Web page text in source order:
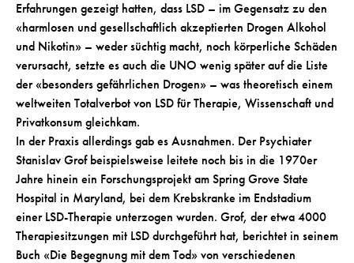
Erfahrungen gezeigt hatten, dass LSD – im Gegensatz zu den
«harmlosen und gesellschaftlich akzeptierten Drogen Alkohol
und Nikotin» – weder süchtig macht, noch körperliche Schäden
verursacht, setzte es auch die UNO wenig später auf die Liste
der «besonders gefährlichen Drogen» – was theoretisch einem
weltweiten Totalverbot von LSD für Therapie, Wissenschaft und
Privatkonsum gleichkam.
In der Praxis allerdings gab es Ausnahmen. Der Psychiater
Stanislav Grof beispielsweise leitete noch bis in die 1970er
Jahre hinein ein Forschungsprojekt am Spring Grove State
Hospital in Maryland, bei dem Krebskranke im Endstadium
einer LSD-Therapie unterzogen wurden. Grof, der etwa 4000
Therapiesitzungen mit LSD durchgeführt hat, berichtet in seinem
Buch «Die Begegnung mit dem Tod» von verschiedenen